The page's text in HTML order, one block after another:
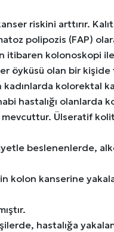
riskini arttırır.
polipozis (FAP)
itibaren kolonoskopi
öyküsü olan bir
kolorektal
hastalığı olanlarda
Ülseratif
beslenenlerde,
kolon kanserine
hastalığa